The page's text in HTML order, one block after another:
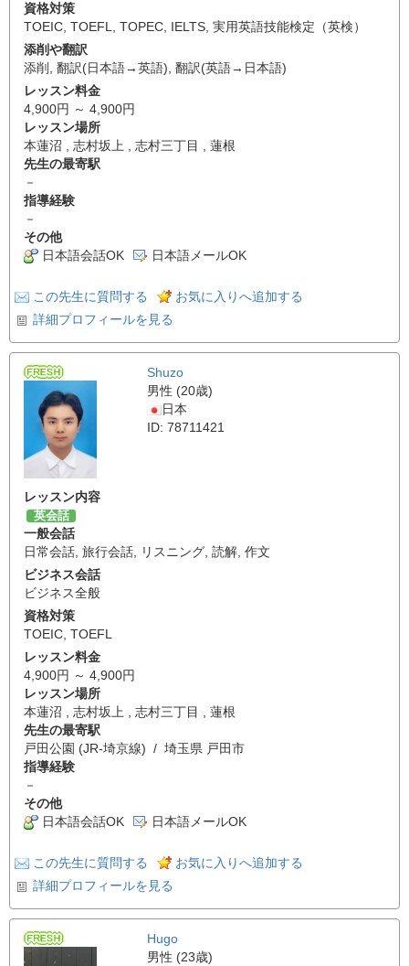
資格対策
TOEIC TOEFL TOPEC IELTS 実用英語技能検定（英検）
添削や翻訳
添削
翻訳(日本語→英語) 翻訳(英語→日本語)
レッスン料金
4,900円 ～ 4,900円
レッスン場所
本蓮沼 , 志村坂上 , 志村三丁目 , 蓮根
先生の最寄駅
－
指導経験
－
その他
日本語会話OK
日本語メールOK
この先生に質問する
お気に入りへ追加する
詳細プロフィールを見る
Shuzo
男性 (20歳)
日本
ID: 78711421
レッスン内容
英会話
一般会話
日常会話 旅行会話 リスニング 読解 作文
ビジネス会話
ビジネス全般
資格対策
TOEIC TOEFL
レッスン料金
4,900円 ～ 4,900円
レッスン場所
本蓮沼 , 志村坂上 , 志村三丁目 , 蓮根
先生の最寄駅
戸田公園 (JR-埼京線) / 埼玉県 戸田市
指導経験
－
その他
日本語会話OK
日本語メールOK
この先生に質問する
お気に入りへ追加する
詳細プロフィールを見る
Hugo
男性 (23歳)